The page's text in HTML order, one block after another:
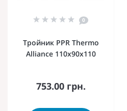
0
Тройник PPR Thermo
Alliance 110х90х110
753.00 грн.